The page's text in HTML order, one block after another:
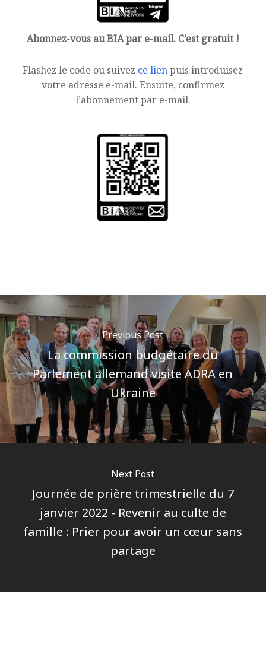
Abonnez-vous au BIA par e-mail. C’est gratuit !
Flashez le code ou suivez ce lienpuis introduisez
votre adresse e-mail. Ensuite, confirmez
l’abonnement par e-mail.
Previous Post
La commission budgétaire du
Parlement allemand visite ADRA en
Ukraine
Next Post
Journée de prière trimestrielle du 7
janvier 2022 - Revenir au culte de
famille : Prier pour avoir un cœur sans
partage